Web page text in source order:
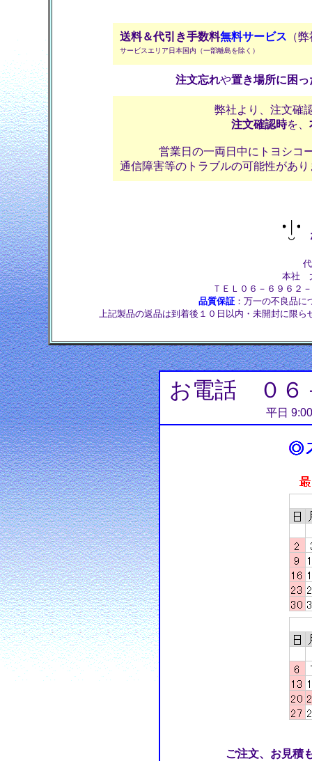
送料＆代引き手数料無料サービス （
サービスエリア日本国内（一部離島を除く）
注文忘れや置き場所に困っ
弊社より、注文確
注文確認時を、
営業日の一両日中にトヨシコ
通信障害等のトラブルの可能性があ
本社
ＴＥＬ０６－６９６２
品質保証 ：万一の不良品
上記製品の返品は到着後１０日以内・未開封に限
お電話 ０６
平日
ご注文、お見積